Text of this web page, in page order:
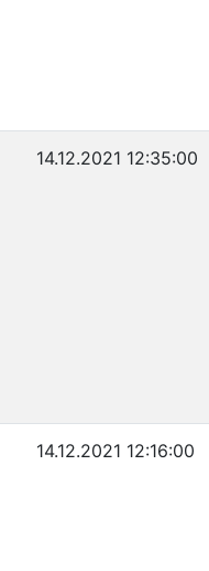
14.12.2021 12:35:00
14.12.2021 12:16:00